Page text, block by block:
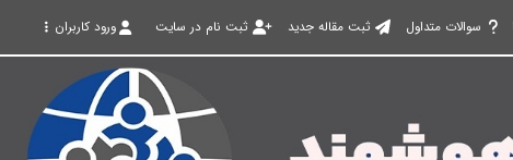
سوالات متداول ثبت مقاله جدید ثبت نام در سایت ورود کاربران